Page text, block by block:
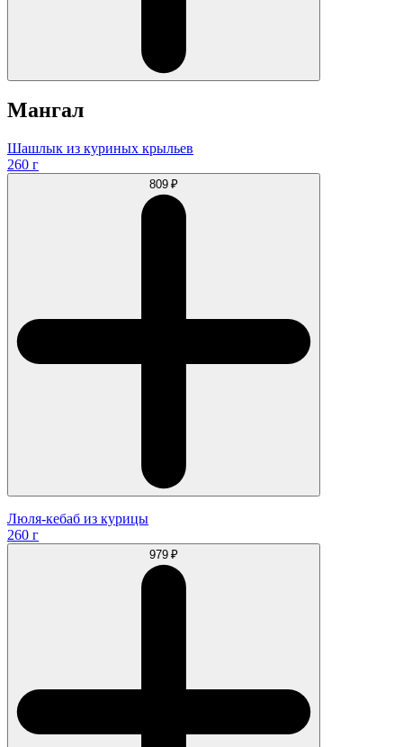
Мангал
Шашлык из куриных крыльев
260 г
809 ₽
Люля-кебаб из курицы
260 г
979 ₽